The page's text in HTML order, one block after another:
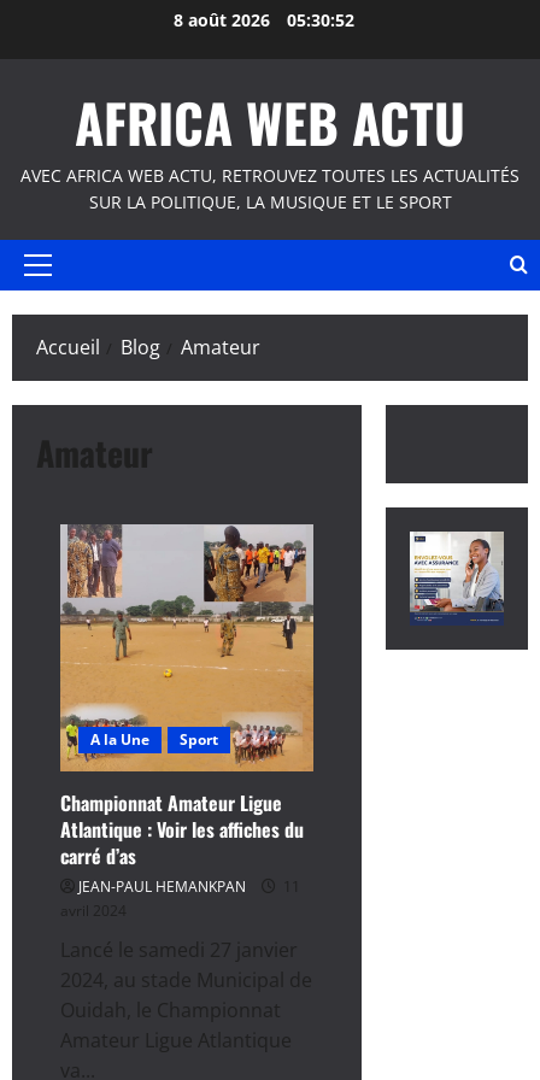
8 août 2026 05:30:52
AFRICA WEB ACTU
AVEC AFRICA WEB ACTU, RETROUVEZ TOUTES LES ACTUALITÉS
SUR LA POLITIQUE, LA MUSIQUE ET LE SPORT
Menu
Accueil Blog Amateur
Amateur
A la Une Sport
Championnat Amateur Ligue
Atlantique : Voir les affiches du
carré d’as
JEAN-PAUL HEMANKPAN
11
avril 2024
Lancé le samedi 27 janvier
2024, au stade Municipal de
Ouidah, le Championnat
Amateur Ligue Atlantique
va...